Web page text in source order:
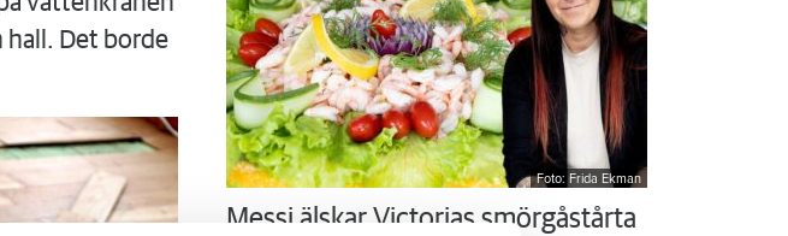
hall. Det borde
Foto: Frida Ekman
Messi älskar Victorias smörgåstårta